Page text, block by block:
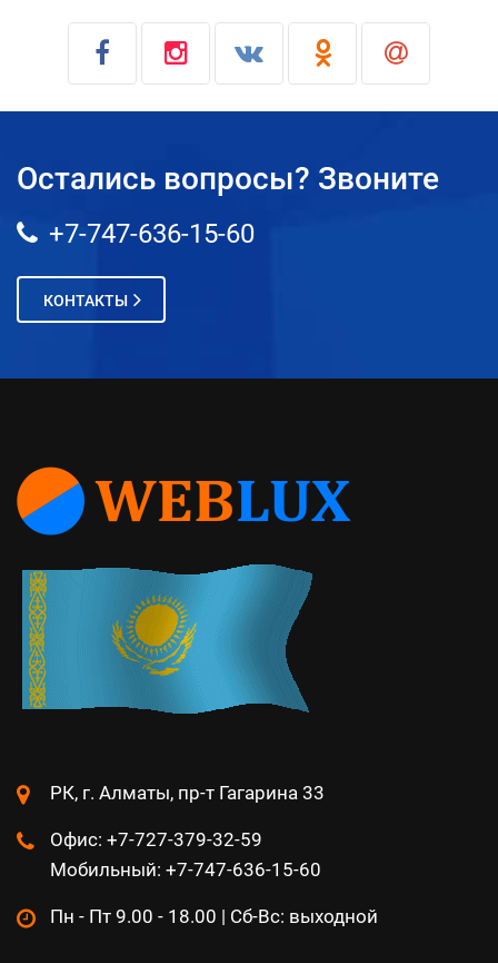
Остались вопросы? Звоните
+7-747-636-15-60
КОНТАКТЫ
РК, г. Алматы, пр-т Гагарина 33
Офис: +7-727-379-32-59
Мобильный: +7-747-636-15-60
Пн - Пт 9.00 - 18.00 | Сб-Вс: выходной